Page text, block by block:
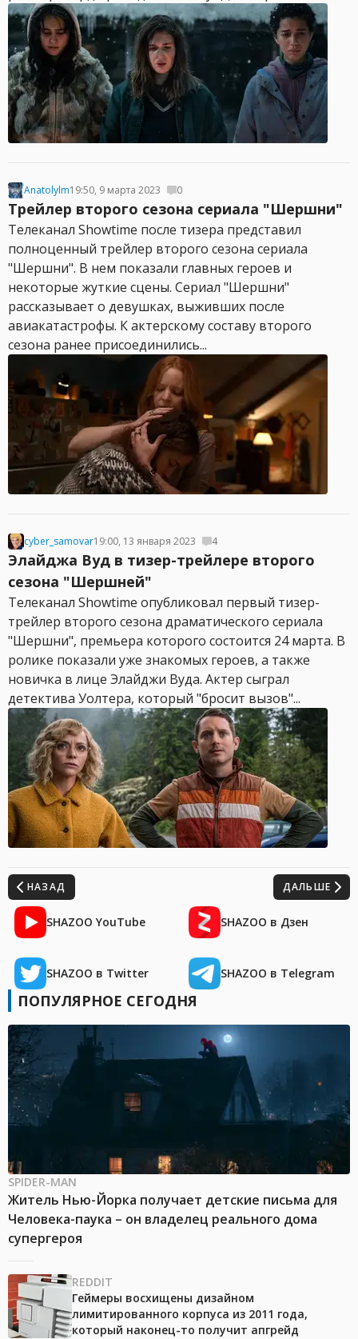
Anatolylm19:50, 9 марта 2023 0
Трейлер второго сезона сериала "Шершни"
Телеканал Showtime после тизера представил
полноценный трейлер второго сезона сериала
"Шершни". В нем показали главных героев и
некоторые жуткие сцены. Сериал "Шершни"
рассказывает о девушках, выживших после
авиакатастрофы. К актерскому составу второго
сезона ранее присоединились...
cyber_samovar19:00, 13 января 2023 4
Элайджа Вуд в тизер-трейлере второго
сезона "Шершней"
Телеканал Showtime опубликовал первый тизер-
трейлер второго сезона драматического сериала
"Шершни", премьера которого состоится 24 марта. В
ролике показали уже знакомых героев, а также
новичка в лице Элайджи Вуда. Актер сыграл
детектива Уолтера, который "бросит вызов"...
НАЗАД ДАЛЬШЕ
SHAZOO YouTube SHAZOO в Дзен
SHAZOO в Twitter SHAZOO в Telegram
ПОПУЛЯРНОЕ СЕГОДНЯ
SPIDER-MAN
Житель Нью-Йорка получает детские письма для
Человека-паука – он владелец реального дома
супергероя
REDDIT
Геймеры восхищены дизайном
лимитированного корпуса из 2011 года,
который наконец-то получит апгрейд